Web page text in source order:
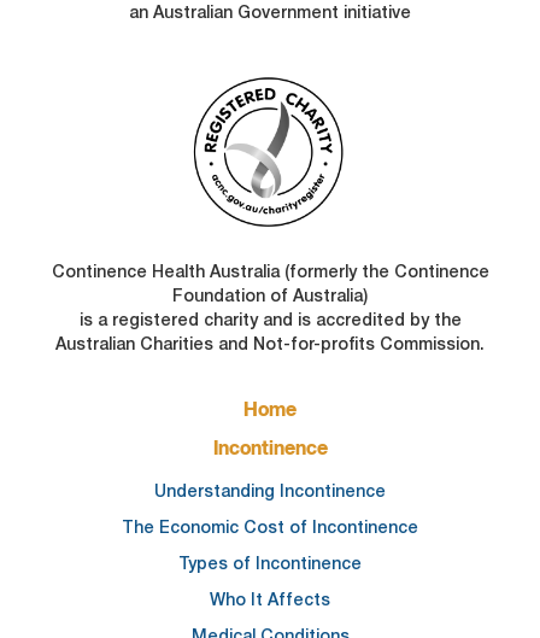
an Australian Government initiative
Continence Health Australia (formerly the Continence
Foundation of Australia)
is a registered charity and is accredited by the
Australian Charities and Not-for-profits Commission.
Home
Incontinence
Understanding Incontinence
The Economic Cost of Incontinence
Types of Incontinence
Who It Affects